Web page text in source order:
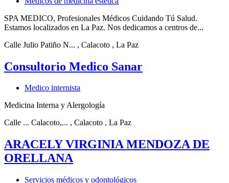
SPA MEDICO, Profesionales Médicos Cuidando Tú Salud.
Estamos localizados en La Paz. Nos dedicamos a centros de...
Calle Julio Patiño N... , Calacoto , La Paz
Consultorio Medico Sanar
Medico internista
Medicina Interna y Alergología
Calle ... Calacoto,... , Calacoto , La Paz
ARACELY VIRGINIA MENDOZA DE
ORELLANA
Servicios médicos y odontológicos